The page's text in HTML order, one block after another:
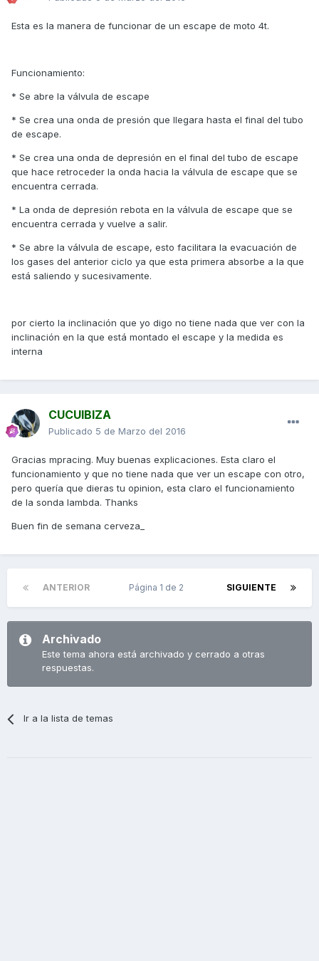
Esta es la manera de funcionar de un escape de moto 4t.
Funcionamiento:
* Se abre la válvula de escape
* Se crea una onda de presión que llegara hasta el final del tubo
de escape.
* Se crea una onda de depresión en el final del tubo de escape
que hace retroceder la onda hacia la válvula de escape que se
encuentra cerrada.
* La onda de depresión rebota en la válvula de escape que se
encuentra cerrada y vuelve a salir.
* Se abre la válvula de escape, esto facilitara la evacuación de
los gases del anterior ciclo ya que esta primera absorbe a la que
está saliendo y sucesivamente.
por cierto la inclinación que yo digo no tiene nada que ver con la
inclinación en la que está montado el escape y la medida es
interna
CUCUIBIZA
Publicado 5 de Marzo del 2016
Gracias mpracing. Muy buenas explicaciones. Esta claro el
funcionamiento y que no tiene nada que ver un escape con otro,
pero quería que dieras tu opinion, esta claro el funcionamiento
de la sonda lambda. Thanks
Buen fin de semana cerveza_
ANTERIOR SIGUIENTE
Página 1 de 2
Archivado
Este tema ahora está archivado y cerrado a otras
respuestas.
Ir a la lista de temas